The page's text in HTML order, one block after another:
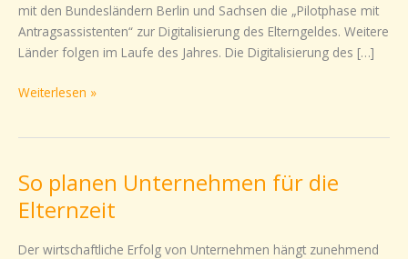
mit den Bundesländern Berlin und Sachsen die „Pilotphase mit
Antragsassistenten“ zur Digitalisierung des Elterngeldes. Weitere
Länder folgen im Laufe des Jahres. Die Digitalisierung des […]
Weiterlesen »
So planen Unternehmen für die
Elternzeit
Der wirtschaftliche Erfolg von Unternehmen hängt zunehmend
So
planen
Unternehmen
für